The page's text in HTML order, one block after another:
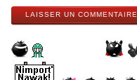
LAISSER UN COMMENTAIRE